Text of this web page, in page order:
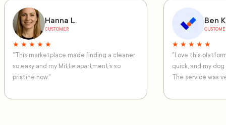
Hanna L.
CUSTOMER
★ ★ ★ ★ ★
"This marketplace made finding a cleaner
so easy and my Mitte apartment’s so
pristine now."
Ben
★ ★ ★ ★ ★
"Love this
quick, and my
The service was